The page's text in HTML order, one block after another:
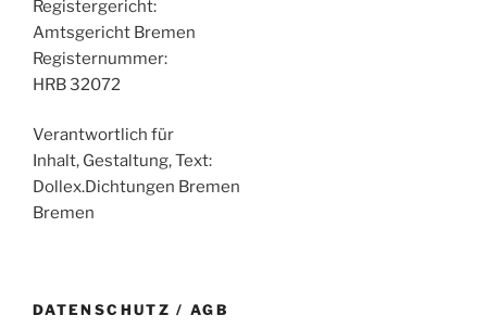
Registergericht:
Amtsgericht Bremen
Registernummer:
HRB 32072
Verantwortlich für
Inhalt, Gestaltung, Text:
Dollex.Dichtungen Bremen
Bremen
DATENSCHUTZ / AGB